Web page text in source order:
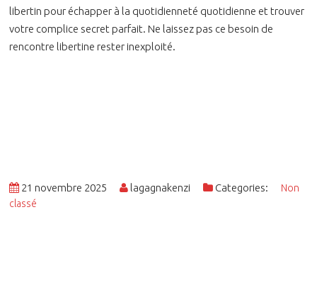
libertin pour échapper à la quotidienneté quotidienne et trouver
votre complice secret parfait. Ne laissez pas ce besoin de
rencontre libertine rester inexploité.
21 novembre 2025 lagagnakenzi Categories:
Non
classé